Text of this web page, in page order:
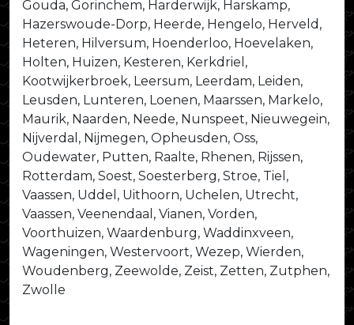
Gouda, Gorinchem, Harderwijk, Harskamp,
Hazerswoude-Dorp, Heerde, Hengelo, Herveld,
Heteren, Hilversum, Hoenderloo, Hoevelaken,
Holten, Huizen, Kesteren, Kerkdriel,
Kootwijkerbroek, Leersum, Leerdam, Leiden,
Leusden, Lunteren, Loenen, Maarssen, Markelo,
Maurik, Naarden, Neede, Nunspeet, Nieuwegein,
Nijverdal, Nijmegen, Opheusden, Oss,
Oudewater, Putten, Raalte, Rhenen, Rijssen,
Rotterdam, Soest, Soesterberg, Stroe, Tiel,
Vaassen, Uddel, Uithoorn, Uchelen, Utrecht,
Vaassen, Veenendaal, Vianen, Vorden,
Voorthuizen, Waardenburg, Waddinxveen,
Wageningen, Westervoort, Wezep, Wierden,
Woudenberg, Zeewolde, Zeist, Zetten, Zutphen,
Zwolle